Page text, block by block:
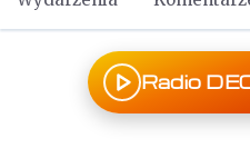
Radio